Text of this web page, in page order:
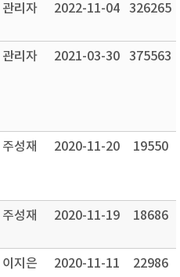
관리자 2022-11-04 326265
관리자 2021-03-30 375563
주성재 2020-11-20 19550
주성재 2020-11-19 18686
이지은 2020-11-11 22986